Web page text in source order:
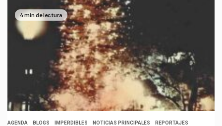
4 min de lectura
AGENDA BLOGS IMPERDIBLES NOTICIAS PRINCIPALES REPORTAJES